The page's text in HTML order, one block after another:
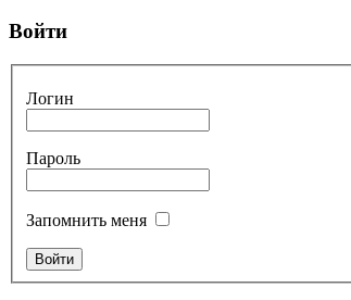
Войти
Логин
Пароль
Запомнить меня